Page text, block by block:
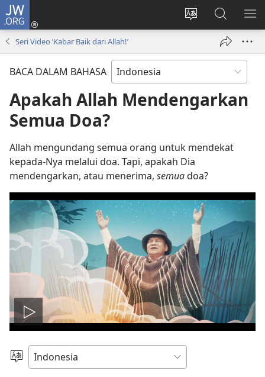
JW.ORG
Ganti
bahasa
Log
window
Cari
di
JW.ORG
Seri Video ’Kabar Baik dari Allah!’
BACA DALAM BAHASA
Apakah Allah Mendengarkan
Semua Doa?
Allah mengundang semua orang untuk mendekat
kepada-Nya melalui doa. Tapi, apakah Dia
mendengarkan, atau menerima, semuadoa?
Putar
video
Pilih
Bahasa